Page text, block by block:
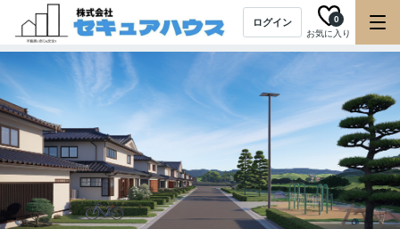
ログイン
お気に入り
0